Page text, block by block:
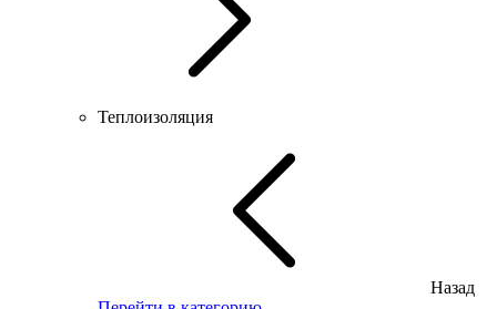
Теплоизоляция
Назад